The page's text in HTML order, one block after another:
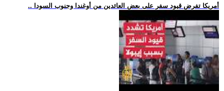
.. أمريكا تفرض قيود سفر على بعض العائدين من أوغندا وجنوب السودا